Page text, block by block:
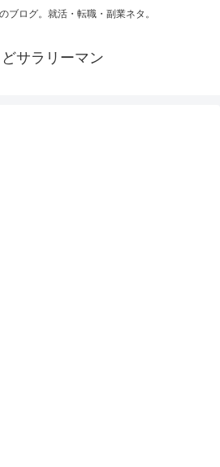
ブログ。就活・転職・副業ネタ。
サラリーマン